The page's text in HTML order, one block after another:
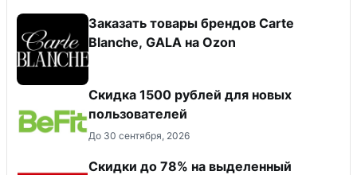
Заказать товары брендов Carte
Blanche, GALA на Ozon
Скидка 1500 рублей для новых
пользователей
До 30 сентября, 2026
Скидки до 78% на выделенный